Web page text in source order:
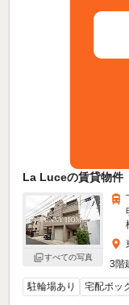
La Luceの賃貸物件
すべての写真
3階
駐輪場あり
宅配ボッ